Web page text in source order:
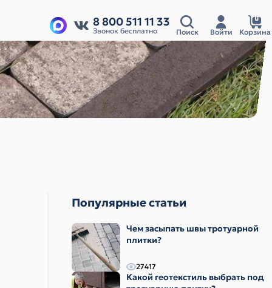
8 800 511 11 33
Звонок бесплатно Поиск Войти Корзина
Популярные статьи
Чем засыпать швы тротуарной
плитки?
27417
Какой геотекстиль выбрать под